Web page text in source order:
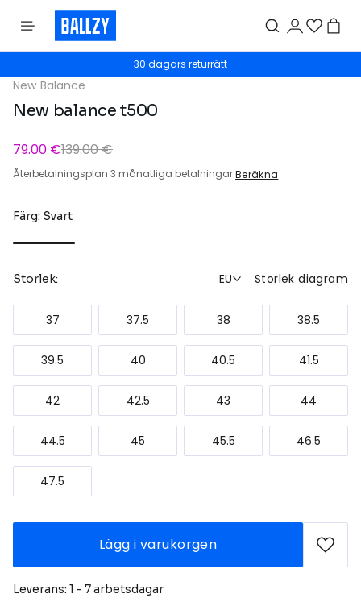
30 dagars returrätt
New Balance
New balance t500
79.00 €139.00 €
Återbetalningsplan 3 månatliga betalningarBeräkna
Färg: Svart
Storlek: EU Storlek diagram
37 37.5 38 38.5
39.5 40 40.5 41.5
42 42.5 43 44
44.5 45 45.5 46.5
47.5
Lägg i varukorgen
Leverans: 1 - 7 arbetsdagar